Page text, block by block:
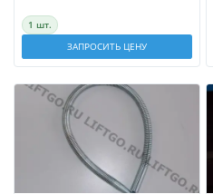
1 шт.
ЗАПРОСИТЬ ЦЕНУ